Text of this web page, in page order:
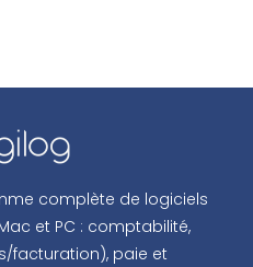
complète de logiciels
et PC : comptabilité,
facturation), paie et